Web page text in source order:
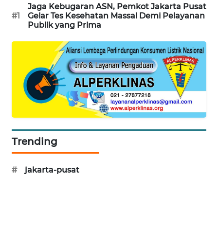
#1
Jaga Kebugaran ASN, Pemkot Jakarta Pusat
Gelar Tes Kesehatan Massal Demi Pelayanan
Publik yang Prima
Trending
# jakarta-pusat
WALINKI
ID
MAWAKA
MARTABAT
NET
LPKKI